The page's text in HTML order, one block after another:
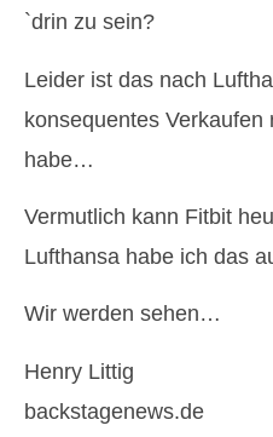
`drin zu sein?
Leider ist das nach
konsequentes
habe…
Vermutlich kann Fitbit
Lufthansa habe ich das
Wir werden sehen…
Henry Littig
backstagenews.de